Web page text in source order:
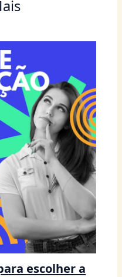
escolher a